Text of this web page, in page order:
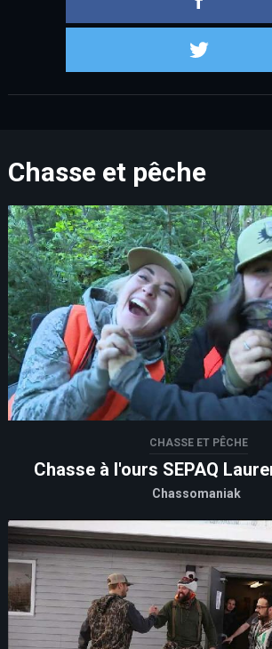
Chasse et pêche
CHASSE ET PÊCHE
Chasse à l'ours SEPAQ
Chassomaniak